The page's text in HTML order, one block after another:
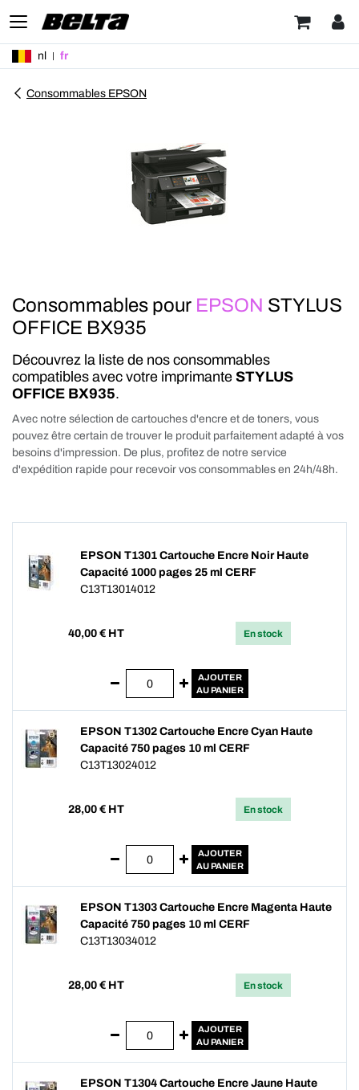
nl fr
Consommables EPSON
Consommables pour EPSON STYLUS
OFFICE BX935
Découvrez la liste de nos consommables
compatibles avec votre imprimante STYLUS
OFFICE BX935.
Avec notre sélection de cartouches d'encre et de toners, vous
pouvez être certain de trouver le produit parfaitement adapté à vos
besoins d'impression. De plus, profitez de notre service
d'expédition rapide pour recevoir vos consommables en 24h/48h.
EPSON T1301 Cartouche Encre Noir Haute
Capacité 1000 pages 25 ml CERF
C13T13014012
40,00 € HT En stock
AJOUTER
AU PANIER
EPSON T1302 Cartouche Encre Cyan Haute
Capacité 750 pages 10 ml CERF
C13T13024012
28,00 € HT En stock
AJOUTER
AU PANIER
EPSON T1303 Cartouche Encre Magenta Haute
Capacité 750 pages 10 ml CERF
C13T13034012
28,00 € HT En stock
AJOUTER
AU PANIER
EPSON T1304 Cartouche Encre Jaune Haute